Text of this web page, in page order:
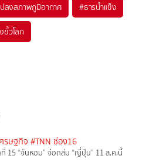
ลงสภาพภูมิอากาศ #ธารน้ำแข็ง
ขั้วโลก
รษฐกิจ #TNN ช่อง16
15 “จันหอม” จ่อถล่ม “ญี่ปุ่น” 11 ส.ค.นี้